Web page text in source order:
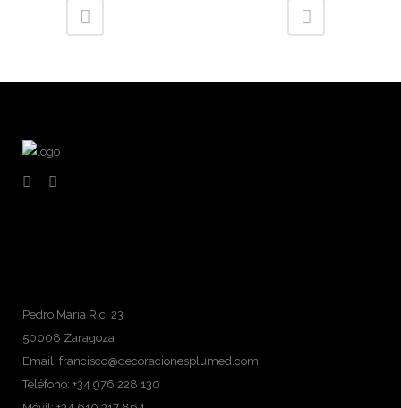
Pedro María Ric, 23
50008 Zaragoza
Email: francisco@decoracionesplumed.com
Teléfono: +34 976 228 130